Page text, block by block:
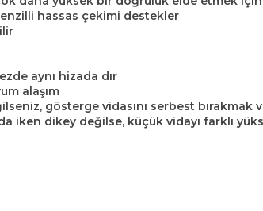
hassas çekimi destekler
aynı hizada dır
alaşım
gösterge vidasını serbest
iken dikey değilse, küçük vidayı farklı